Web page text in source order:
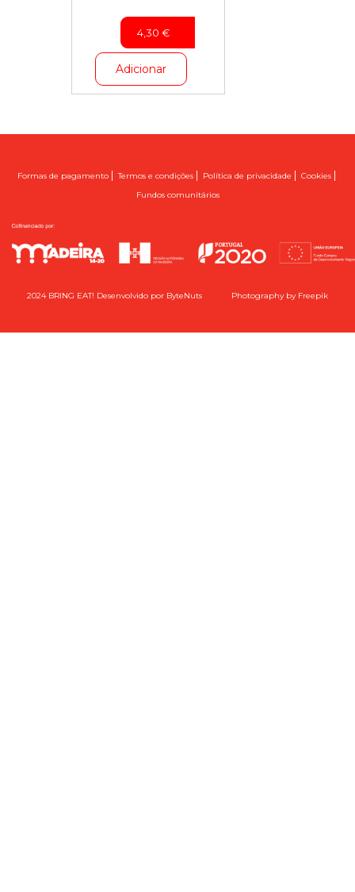
4,30 €
Adicionar
Formas de pagamento|Termos e condições| Política de privacidade | Cookies|
Fundos comunitários
2024 BRING EAT! Desenvolvido por ByteNuts Photography by Freepik